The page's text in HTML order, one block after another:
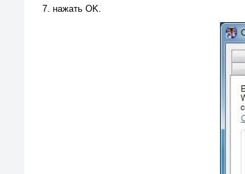
нажать OK.